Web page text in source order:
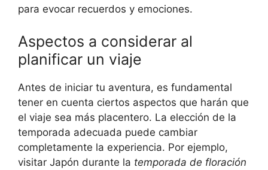
para evocar recuerdos y emociones.
Aspectos a considerar al
planificar un viaje
Antes de iniciar tu aventura, es fundamental
tener en cuenta ciertos aspectos que harán que
el viaje sea más placentero. La elección de la
temporada adecuada puede cambiar
completamente la experiencia. Por ejemplo,
visitar Japón durante la temporada de floración